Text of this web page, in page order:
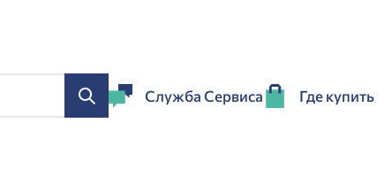
Служба Сервиса Где купить